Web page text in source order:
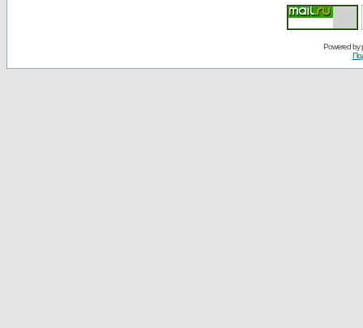
Powered by